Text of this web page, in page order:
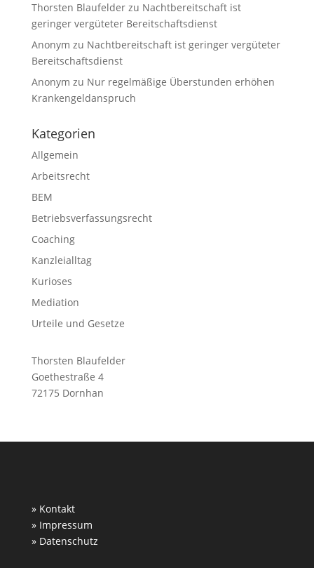
Thorsten Blaufelderzu Nachtbereitschaft ist
geringer vergüteter Bereitschaftsdienst
Anonym zu Nachtbereitschaft ist geringer vergüteter
Bereitschaftsdienst
Anonym zu Nur regelmäßige Überstunden erhöhen
Krankengeldanspruch
Kategorien
Allgemein
Arbeitsrecht
BEM
Betriebsverfassungsrecht
Coaching
Kanzleialltag
Kurioses
Mediation
Urteile und Gesetze
Thorsten Blaufelder
Goethestraße 4
72175 Dornhan
» Kontakt
» Impressum
» Datenschutz